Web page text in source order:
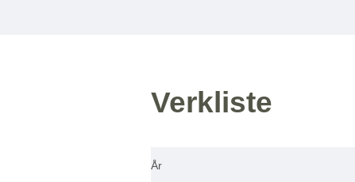
Verkliste
År